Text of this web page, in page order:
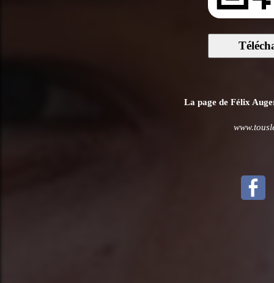
La page de Félix